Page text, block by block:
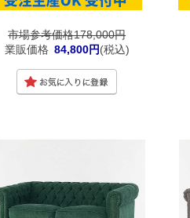
市場参考価格178,000円
業販価格 84,800円(税込)